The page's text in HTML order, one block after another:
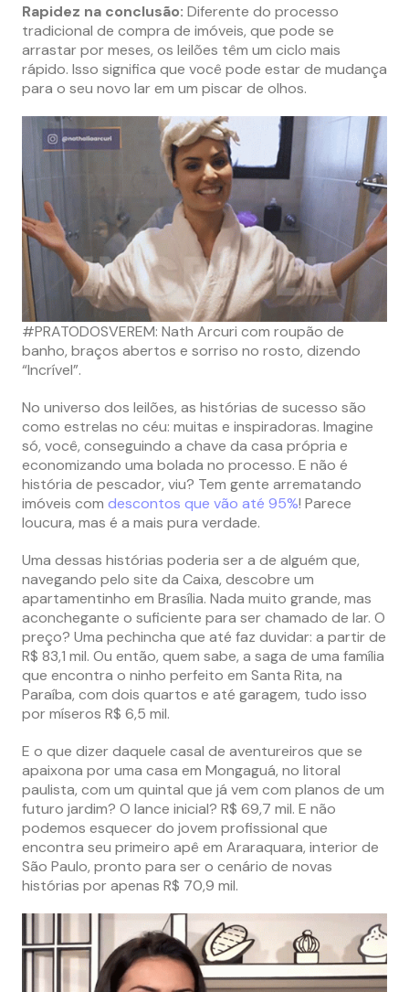
Rapidez na conclusão: Diferente do processo
tradicional de compra de imóveis, que pode se
arrastar por meses, os leilões têm um ciclo mais
rápido. Isso significa que você pode estar de mudança
para o seu novo lar em um piscar de olhos.
#PRATODOSVEREM: Nath Arcuri com roupão de
banho, braços abertos e sorriso no rosto, dizendo
“Incrível”.
No universo dos leilões, as histórias de sucesso são
como estrelas no céu: muitas e inspiradoras. Imagine
só, você, conseguindo a chave da casa própria e
economizando uma bolada no processo. E não é
história de pescador, viu? Tem gente arrematando
imóveis com descontos que vão até 95%! Parece
loucura, mas é a mais pura verdade.
Uma dessas histórias poderia ser a de alguém que,
navegando pelo site da Caixa, descobre um
apartamentinho em Brasília. Nada muito grande, mas
aconchegante o suficiente para ser chamado de lar. O
preço? Uma pechincha que até faz duvidar: a partir de
R$ 83,1 mil. Ou então, quem sabe, a saga de uma família
que encontra o ninho perfeito em Santa Rita, na
Paraíba, com dois quartos e até garagem, tudo isso
por míseros R$ 6,5 mil​​.
E o que dizer daquele casal de aventureiros que se
apaixona por uma casa em Mongaguá, no litoral
paulista, com um quintal que já vem com planos de um
futuro jardim? O lance inicial? R$ 69,7 mil. E não
podemos esquecer do jovem profissional que
encontra seu primeiro apê em Araraquara, interior de
São Paulo, pronto para ser o cenário de novas
histórias por apenas R$ 70,9 mil​​.